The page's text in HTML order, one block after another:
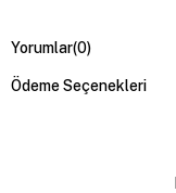
Yorumlar(0)
Ödeme Seçenekleri